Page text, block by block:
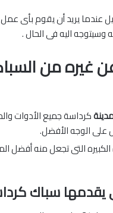
عندما يريد أن يقوم بأى
وسيتوجه اليه فى الحال .
غيره من
كرداسة جميع الأدوات
على الوجه الأفضل.
الكبيره التى تجعل منه
يقدمها سباك